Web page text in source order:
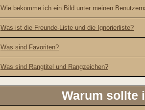
Wie bekomme ich ein Bild unter meinen
Was ist die Freunde-Liste und die Ignorierliste?
Was sind Favoriten?
Was sind Rangtitel und Rangzeichen?
Warum sollte